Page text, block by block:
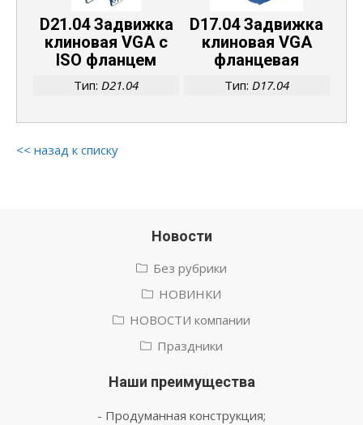
D21.04 Задвижка
клиновая VGA с
ISO фланцем
Тип: D21.04
D17.04 Задвижка
клиновая VGA
фланцевая
Тип: D17.04
<< назад к списку
Новости
Без рубрики
НОВИНКИ
НОВОСТИ компании
Праздники
Наши преимущества
- Продуманная конструкция;